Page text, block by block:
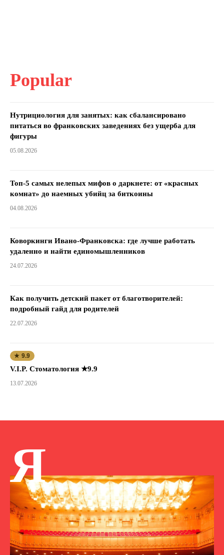
Popular
Нутрициология для занятых: как сбалансировано
питаться во франковских заведениях без ущерба для
фигуры
05.08.2026
Топ-5 самых нелепых мифов о даркнете: от «красных
комнат» до наемных убийц за биткоины
04.08.2026
Коворкинги Ивано-Франковска: где лучше работать
удаленно и найти единомышленников
24.07.2026
Как получить детский пакет от благотворителей:
подробный гайд для родителей
22.07.2026
★ 9.9
V.I.P. Стоматология ★9.9
13.07.2026
Я